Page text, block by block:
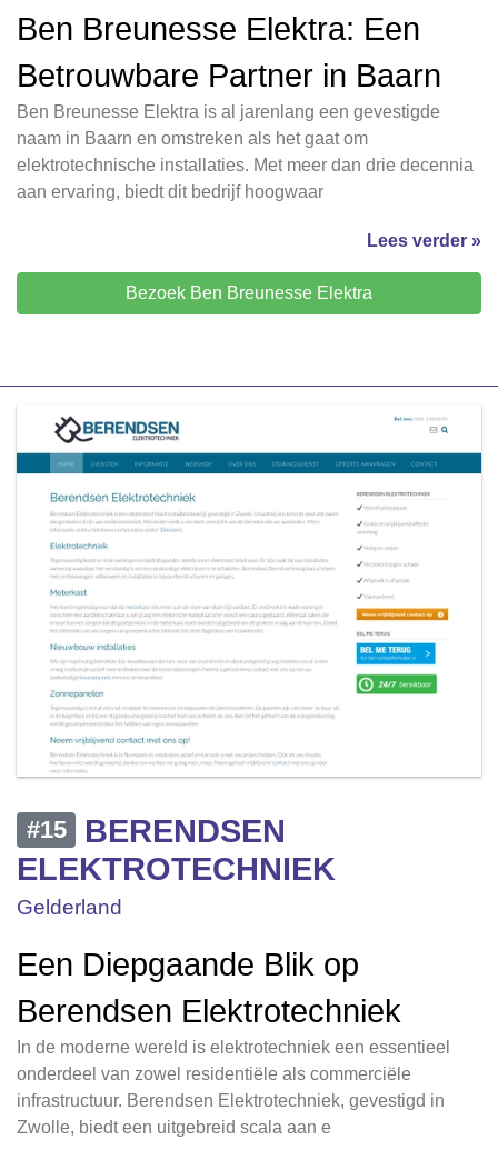
Ben Breunesse Elektra: Een
Betrouwbare Partner in Baarn
Ben Breunesse Elektra is al jarenlang een gevestigde
naam in Baarn en omstreken als het gaat om
elektrotechnische installaties. Met meer dan drie decennia
aan ervaring, biedt dit bedrijf hoogwaar
Lees verder »
Bezoek Ben Breunesse Elektra
#15
BERENDSEN
ELEKTROTECHNIEK
Gelderland
Een Diepgaande Blik op
Berendsen Elektrotechniek
In de moderne wereld is elektrotechniek een essentieel
onderdeel van zowel residentiële als commerciële
infrastructuur. Berendsen Elektrotechniek, gevestigd in
Zwolle, biedt een uitgebreid scala aan e